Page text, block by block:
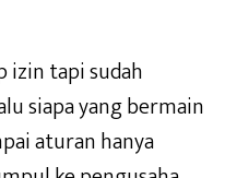
izin tapi sudah
siapa yang bermain
aturan hanya